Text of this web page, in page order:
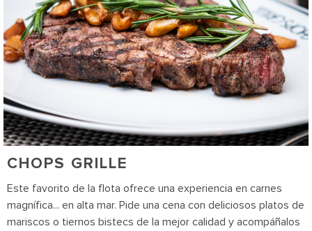
CHOPS GRILLE
Este favorito de la flota ofrece una experiencia en carnes
magnífica... en alta mar. Pide una cena con deliciosos platos de
mariscos o tiernos bistecs de la mejor calidad y acompáñalos